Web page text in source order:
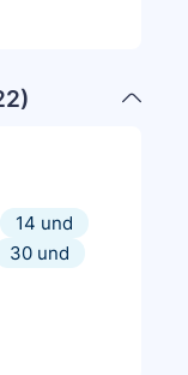
)
14 und
30 und